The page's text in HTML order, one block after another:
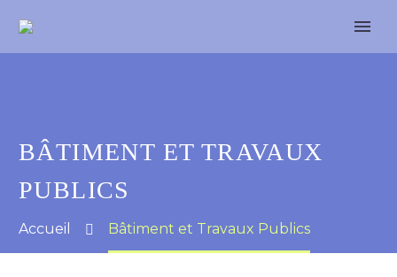
BÂTIMENT ET TRAVAUX
PUBLICS
Accueil Bâtiment et Travaux Publics